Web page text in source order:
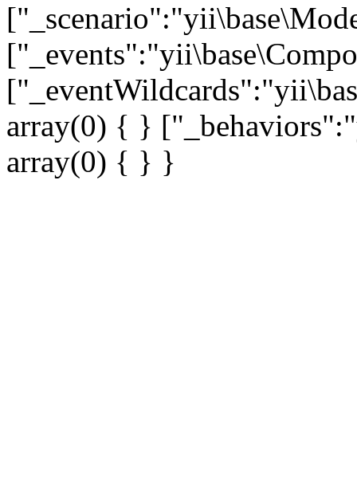
array(0) { }
array(0) { } }